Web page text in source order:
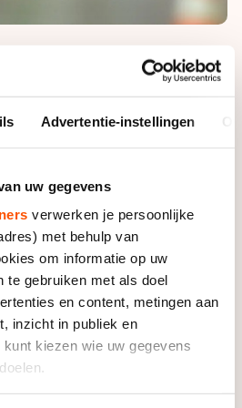
Advertentie-instellingen
uw gegevens
verwerken je persoonlijke
met behulp van
om informatie op uw
te gebruiken met als doel
en content, metingen aan
inzicht in publiek en
kiezen wie uw gegevens
uiteindelijk de man die met de
Maarten Heideman Prijs aan
seizoen ging de prijs –
seizoen de Alternatieve
te winnen.
uitkomend voor de ploeg van
met een grote voorsprong in
de debutant in de Top Divisie
op natuurijs en zijn
in de zware Alternatieve